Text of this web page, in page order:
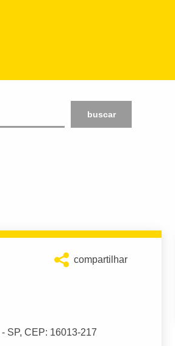
buscar
compartilhar
- SP, CEP: 16013-217